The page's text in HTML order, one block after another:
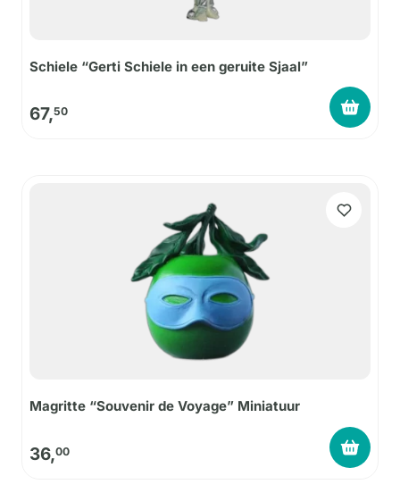
Schiele “Gerti Schiele in een geruite Sjaal”
67,50
Magritte “Souvenir de Voyage” Miniatuur
36,00